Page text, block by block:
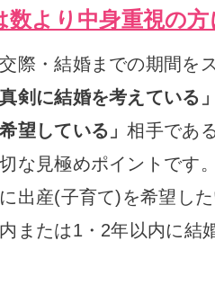
数より中身重視の方
際・結婚までの期間を
剣に結婚を考えている」
望している」相手であ
な見極めポイントです
出産(子育て)を希望し
または1・2年以内に結